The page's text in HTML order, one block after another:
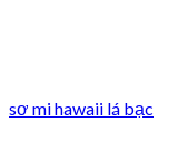
sơ mi hawaii lá bạc